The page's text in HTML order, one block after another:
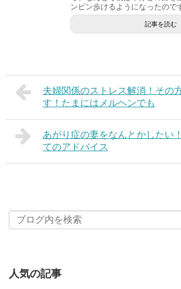
ンピン歩けるようになったので
記事を読む
夫婦関係のストレス解消！その
す！たまにはメルヘンでも
あがり症の妻をなんとかした
てのアドバイス
人気の記事